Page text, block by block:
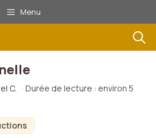
Menu
C. · Durée de lecture : environ 5